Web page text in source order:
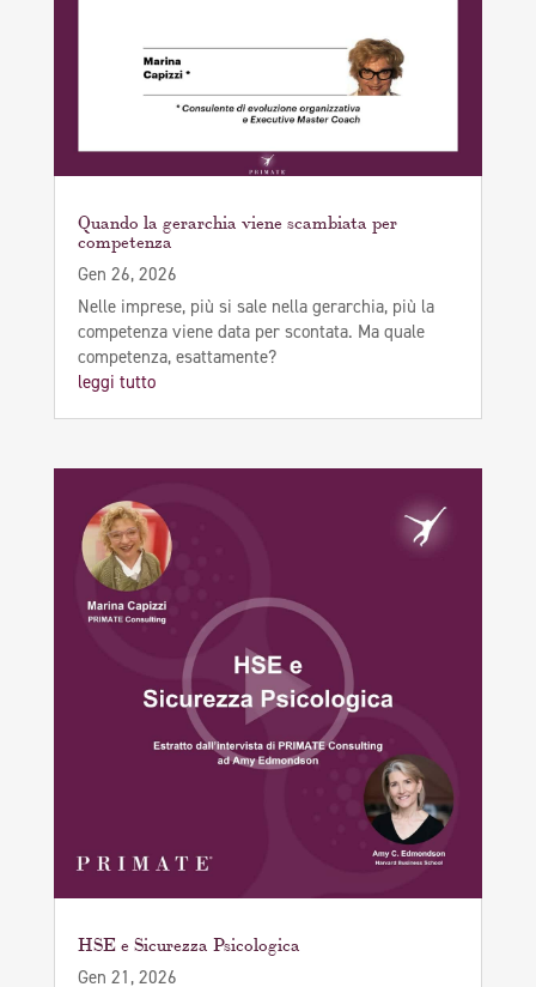
Quando la gerarchia viene scambiata per
competenza
Gen 26, 2026
Nelle imprese, più si sale nella gerarchia, più la
competenza viene data per scontata. Ma quale
competenza, esattamente?
leggi tutto
HSE e Sicurezza Psicologica
Gen 21, 2026